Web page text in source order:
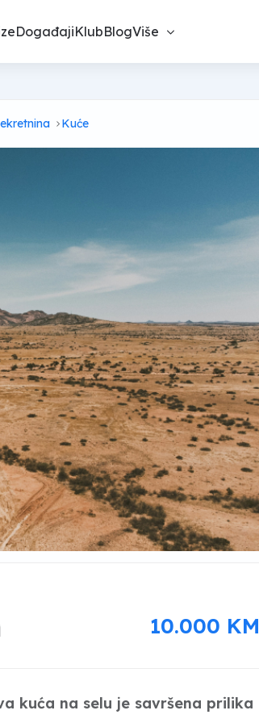
DogađajiKlubBlogViše
Kuće
10.000 KM
kuća na selu je savršena prilika